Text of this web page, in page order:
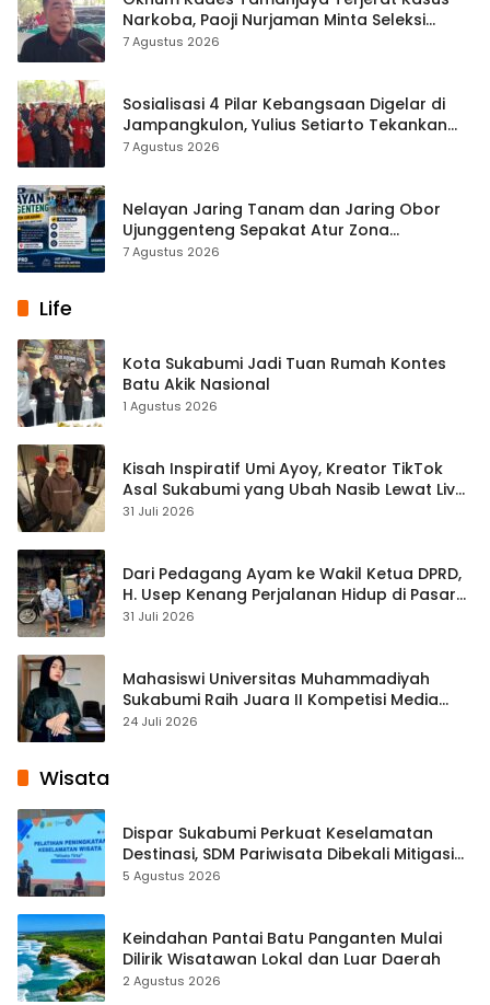
Narkoba, Paoji Nurjaman Minta Seleksi
Calon Kades Diperketat
7 Agustus 2026
Sosialisasi 4 Pilar Kebangsaan Digelar di
Jampangkulon, Yulius Setiarto Tekankan
Pentingnya Persatuan
7 Agustus 2026
Nelayan Jaring Tanam dan Jaring Obor
Ujunggenteng Sepakat Atur Zona
Penangkapan
7 Agustus 2026
Life
Kota Sukabumi Jadi Tuan Rumah Kontes
Batu Akik Nasional
1 Agustus 2026
Kisah Inspiratif Umi Ayoy, Kreator TikTok
Asal Sukabumi yang Ubah Nasib Lewat Live
Streaming
31 Juli 2026
Dari Pedagang Ayam ke Wakil Ketua DPRD,
H. Usep Kenang Perjalanan Hidup di Pasar
Cisaat
31 Juli 2026
Mahasiswi Universitas Muhammadiyah
Sukabumi Raih Juara II Kompetisi Media
Pembelajaran Digital Tingkat Internasional
24 Juli 2026
Wisata
Dispar Sukabumi Perkuat Keselamatan
Destinasi, SDM Pariwisata Dibekali Mitigasi
hingga Teknik Evakuasi
5 Agustus 2026
Keindahan Pantai Batu Panganten Mulai
Dilirik Wisatawan Lokal dan Luar Daerah
2 Agustus 2026